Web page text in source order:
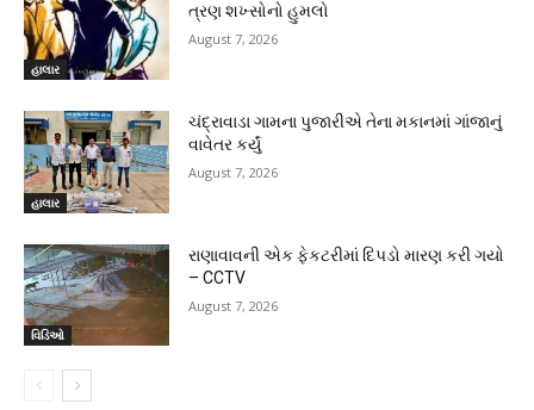
હાલાર
ત્રણ શખ્સોનો હુમલો
August 7, 2026
હાલાર
ચંદ્રાવાડા ગામના પુજારીએ તેના મકાનમાં ગાંજાનું
વાવેતર કર્યું
August 7, 2026
વિડિઓ
રાણાવાવની એક ફેકટરીમાં દિપડો મારણ કરી ગયો
– CCTV
August 7, 2026